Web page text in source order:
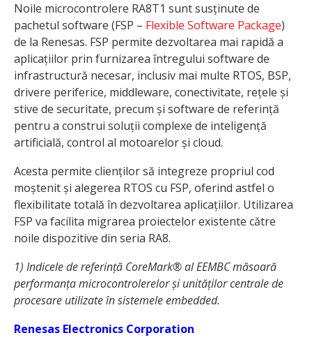
Noile microcontrolere RA8T1 sunt susținute de
pachetul software (FSP – Flexible Software Package)
de la Renesas. FSP permite dezvoltarea mai rapidă a
aplicațiilor prin furnizarea întregului software de
infrastructură necesar, inclusiv mai multe RTOS, BSP,
drivere periferice, middleware, conectivitate, rețele și
stive de securitate, precum și software de referință
pentru a construi soluții complexe de inteligență
artificială, control al motoarelor și cloud.
Acesta permite clienților să integreze propriul cod
moștenit și alegerea RTOS cu FSP, oferind astfel o
flexibilitate totală în dezvoltarea aplicațiilor. Utilizarea
FSP va facilita migrarea proiectelor existente către
noile dispozitive din seria RA8.
1) Indicele de referință CoreMark® al EEMBC măsoară
performanța microcontrolerelor și unităților centrale de
procesare utilizate în sistemele embedded.
Renesas Electronics Corporation